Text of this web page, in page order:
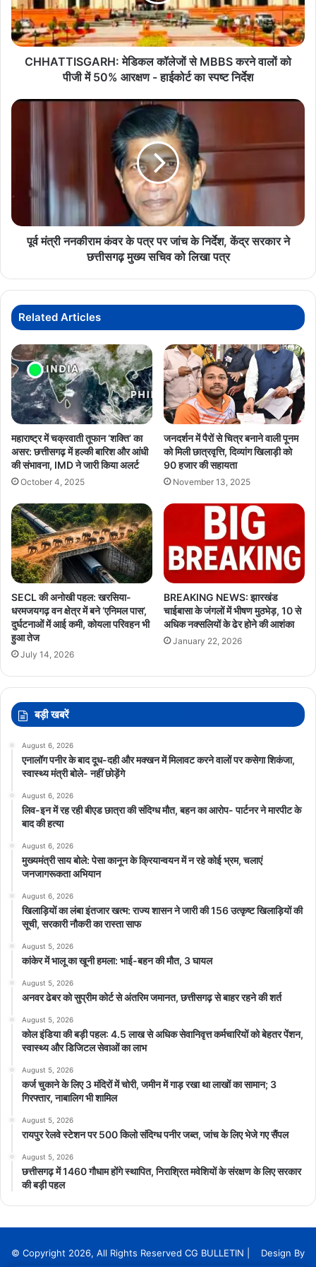
तक अधिक कीमत पर सामग्री की आपूर्ति कर शासकीय राशि का दुरुपयोग किया,
जिससे शासन को लगभग 550 करोड़ रुपये की आर्थिक क्षति हुई। जांच एजेंसियों
का कहना है कि मामले में आगे और गिरफ्तारियां संभव हैं।
वालों
को
पीजी
-
CHHATTISGARH: मेडिकल कॉलेजों से MBBS करने वालों को
पीजी में 50% आरक्षण - हाईकोर्ट का स्पष्ट निर्देश
पूर्व
पर
के
निर्देश,
मुख्य
सचिव
को
लिखा
पत्र
पूर्व मंत्री ननकीराम कंवर के पत्र पर जांच के निर्देश, केंद्र सरकार ने
छत्तीसगढ़ मुख्य सचिव को लिखा पत्र
Related Articles
महाराष्ट्र में चक्रवाती तूफान ‘शक्ति’ का
असर: छत्तीसगढ़ में हल्की बारिश और आंधी
की संभावना, IMD ने जारी किया अलर्ट
October 4, 2025
जनदर्शन में पैरों से चित्र बनाने वाली पूनम
को मिली छात्रवृत्ति, दिव्यांग खिलाड़ी को
90 हजार की सहायता
November 13, 2025
SECL की अनोखी पहल: खरसिया-
धरमजयगढ़ वन क्षेत्र में बने ‘एनिमल पास’,
दुर्घटनाओं में आई कमी, कोयला परिवहन भी
हुआ तेज
July 14, 2026
BREAKING NEWS: झारखंड
चाईबासा के जंगलों में भीषण मुठभेड़, 10 से
अधिक नक्सलियों के ढेर होने की आशंका
January 22, 2026
बड़ी खबरें
August 6, 2026
एनालॉग पनीर के बाद दूध-दही और मक्खन में मिलावट करने वालों पर कसेगा शिकंजा,
स्वास्थ्य मंत्री बोले- नहीं छोड़ेंगे
August 6, 2026
लिव-इन में रह रही बीएड छात्रा की संदिग्ध मौत, बहन का आरोप- पार्टनर ने मारपीट के
बाद की हत्या
August 6, 2026
मुख्यमंत्री साय बोले: पेसा कानून के क्रियान्वयन में न रहे कोई भ्रम, चलाएं
जनजागरूकता अभियान
August 6, 2026
खिलाड़ियों का लंबा इंतजार खत्म: राज्य शासन ने जारी की 156 उत्कृष्ट खिलाड़ियों की
सूची, सरकारी नौकरी का रास्ता साफ
August 5, 2026
कांकेर में भालू का खूनी हमला: भाई-बहन की मौत, 3 घायल
August 5, 2026
अनवर ढेबर को सुप्रीम कोर्ट से अंतरिम जमानत, छत्तीसगढ़ से बाहर रहने की शर्त
August 5, 2026
कोल इंडिया की बड़ी पहल: 4.5 लाख से अधिक सेवानिवृत्त कर्मचारियों को बेहतर पेंशन,
स्वास्थ्य और डिजिटल सेवाओं का लाभ
August 5, 2026
कर्ज चुकाने के लिए 3 मंदिरों में चोरी, जमीन में गाड़ रखा था लाखों का सामान; 3
गिरफ्तार, नाबालिग भी शामिल
August 5, 2026
रायपुर रेलवे स्टेशन पर 500 किलो संदिग्ध पनीर जब्त, जांच के लिए भेजे गए सैंपल
August 5, 2026
छत्तीसगढ़ में 1460 गौधाम होंगे स्थापित, निराश्रित मवेशियों के संरक्षण के लिए सरकार
की बड़ी पहल
© Copyright 2026, All Rights Reserved CG BULLETIN | Design By